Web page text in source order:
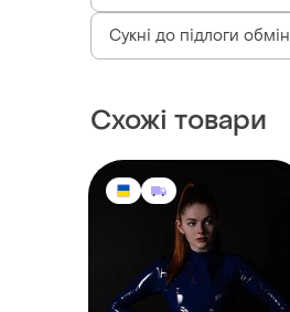
Сукні до підлоги обмін
Схожі товари